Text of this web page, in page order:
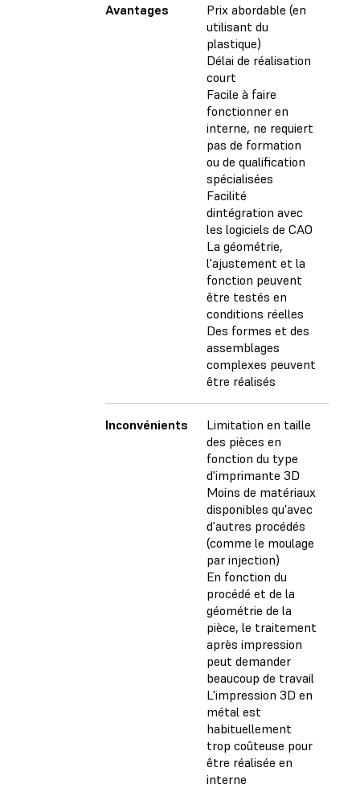
Avantages
Prix abordable (en
utilisant du
plastique)
Délai de réalisation
court
Facile à faire
fonctionner en
interne, ne requiert
pas de formation
ou de qualification
spécialisées
Facilité
dintégration avec
les logiciels de CAO
La géométrie,
l'ajustement et la
fonction peuvent
être testés en
conditions réelles
Des formes et des
assemblages
complexes peuvent
être réalisés
Inconvénients
Limitation en taille
des pièces en
fonction du type
d'imprimante 3D
Moins de matériaux
disponibles qu'avec
d'autres procédés
(comme le moulage
par injection)
En fonction du
procédé et de la
géométrie de la
pièce, le traitement
après impression
peut demander
beaucoup de travail
L'impression 3D en
métal est
habituellement
trop coûteuse pour
être réalisée en
interne